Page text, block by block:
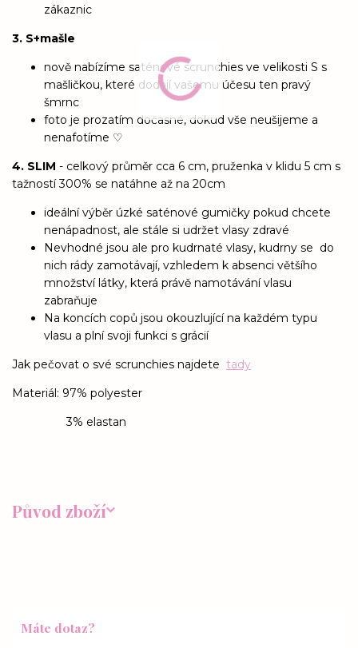
zákaznic
3. S+mašle
nově nabízíme saténové scrunchies ve velikosti S s
mašličkou, které dodají vašemu účesu ten pravý
šmrnc
foto je prozatím dočasné, dokud vše neušijeme a
nenafotíme ♡
4. SLIM - celkový průměr cca 6 cm, pruženka v klidu 5 cm s
tažností 300% se natáhne až na 20cm
ideální výběr úzké saténové gumičky pokud chcete
nenápadnost, ale stále si udržet vlasy zdravé
Nevhodné jsou ale pro kudrnaté vlasy, kudrny se do
nich rády zamotávají, vzhledem k absenci většího
množství látky, která právě namotávání vlasu
zabraňuje
Na koncích copů jsou okouzlující na každém typu
vlasu a plní svoji funkci s grácií
Jak pečovat o své scrunchies najdete tady
Materiál: 97% polyester
3% elastan
Původ zboží
Máte dotaz?